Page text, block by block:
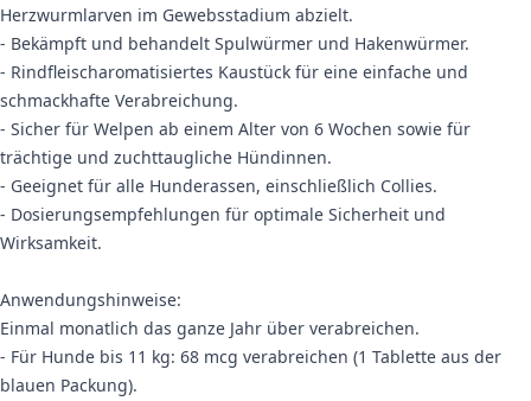
Herzwurmlarven im Gewebsstadium abzielt.
- Bekämpft und behandelt Spulwürmer und Hakenwürmer.
- Rindfleischaromatisiertes Kaustück für eine einfache und
schmackhafte Verabreichung.
- Sicher für Welpen ab einem Alter von 6 Wochen sowie für
trächtige und zuchttaugliche Hündinnen.
- Geeignet für alle Hunderassen, einschließlich Collies.
- Dosierungsempfehlungen für optimale Sicherheit und
Wirksamkeit.
Anwendungshinweise:
Einmal monatlich das ganze Jahr über verabreichen.
- Für Hunde bis 11 kg: 68 mcg verabreichen (1 Tablette aus der
blauen Packung).